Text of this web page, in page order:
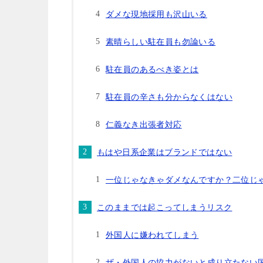
ダメな現地採用も沢山いる
素晴らしい駐在員も勿論いる
駐在員のあるべき姿とは
駐在員の辛さも分からなくはない
仁義なき出張者対応
もはや日系企業はブランドではない
一位じゃなきゃダメなんですか？二位じ
このままでは起こってしまうリスク
外国人に嫌われてしまう